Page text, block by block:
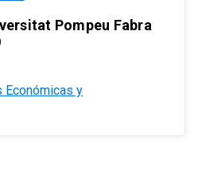
Pompeu Fabra
Económicas y